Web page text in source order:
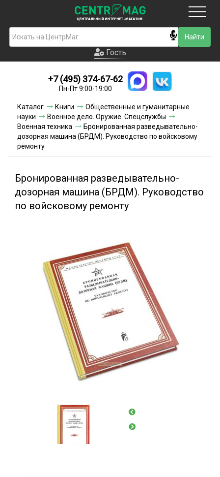
Гость
Новинки
Условия доставки
Условия оплаты
Гость
+7 (495) 374-67-62
Пн-Пт 9:00-19:00
Каталог Книги
Общественные и гуманитарные
науки
Военное дело. Оружие. Спецслужбы
Военная техника
Бронированная разведывательно-
дозорная машина (БРДМ). Руководство по войсковому
ремонту
Бронированная разведывательно-
дозорная машина (БРДМ). Руководство
по войсковому ремонту